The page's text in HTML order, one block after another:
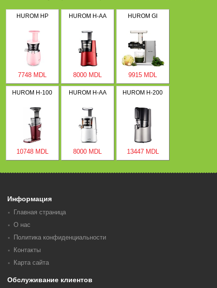
HUROM HP
7748 MDL
HUROM H-AA
8000 MDL
HUROM GI
9915 MDL
HUROM H-100
10748 MDL
HUROM H-AA
8000 MDL
HUROM H-200
13447 MDL
Информация
Главная страница
О нас
Политика конфиденциальности
Контакты
Карта сайта
Обслуживание клиентов